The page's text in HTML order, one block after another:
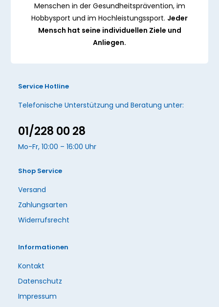
Menschen in der Gesundheitsprävention, im
Hobbysport und im Hochleistungssport. Jeder
Mensch hat seine individuellen Ziele und
Anliegen.
Service Hotline
Telefonische Unterstützung und Beratung unter:
01/228 00 28
Mo-Fr, 10:00 – 16:00 Uhr
Shop Service
Versand
Zahlungsarten
Widerrufsrecht
Informationen
Kontakt
Datenschutz
Impressum